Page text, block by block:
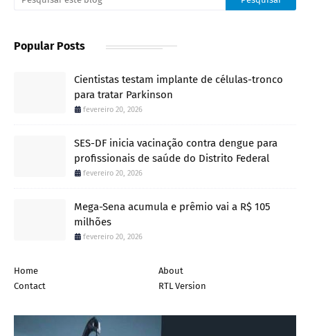
Popular Posts
Cientistas testam implante de células-tronco
para tratar Parkinson
fevereiro 20, 2026
SES-DF inicia vacinação contra dengue para
profissionais de saúde do Distrito Federal
fevereiro 20, 2026
Mega-Sena acumula e prêmio vai a R$ 105
milhões
fevereiro 20, 2026
Home
About
Contact
RTL Version